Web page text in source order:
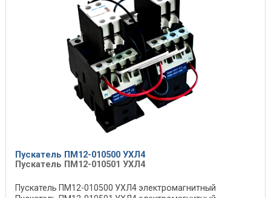
Пускатель ПМ12-010500 УХЛ4
Пускатель ПМ12-010501 УХЛ4
Пускатель ПМ12-010500 УХЛ4 электромагнитный